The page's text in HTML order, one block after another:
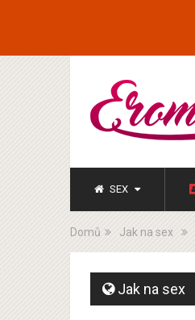
SEX
Domů Jak na sex
Jak na sex